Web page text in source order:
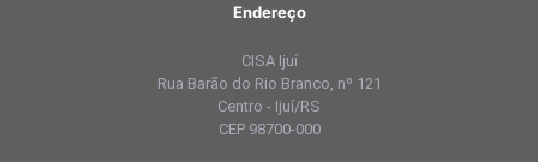
Endereço
CISA Ijuí
Rua Barão do Rio Branco, nº 121
Centro - Ijuí/RS
CEP 98700-000